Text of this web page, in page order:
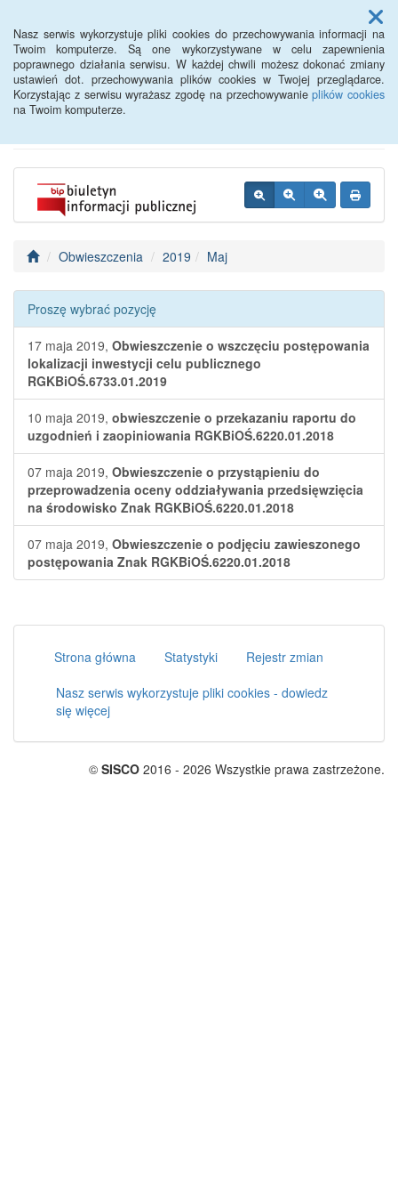
Nasz serwis wykorzystuje pliki cookies do przechowywania informacji na
Twoim komputerze. Są one wykorzystywane w celu zapewnienia
poprawnego działania serwisu. W każdej chwili możesz dokonać zmiany
ustawień dot. przechowywania plików cookies w Twojej przeglądarce.
Korzystając z serwisu wyrażasz zgodę na przechowywanieplików cookies
na Twoim komputerze.
Menu
BIP - Urząd Miejski
Wyśmierzyce
Obwieszczenia 2019 Maj
Proszę wybrać pozycję
17 maja 2019, Obwieszczenie o wszczęciu postępowania
lokalizacji inwestycji celu publicznego
RGKBiOŚ.6733.01.2019
10 maja 2019, obwieszczenie o przekazaniu raportu do
uzgodnień i zaopiniowania RGKBiOŚ.6220.01.2018
07 maja 2019, Obwieszczenie o przystąpieniu do
przeprowadzenia oceny oddziaływania przedsięwzięcia
na środowisko Znak RGKBiOŚ.6220.01.2018
07 maja 2019, Obwieszczenie o podjęciu zawieszonego
postępowania Znak RGKBiOŚ.6220.01.2018
Strona główna Statystyki
Rejestr zmian
Nasz serwis wykorzystuje pliki cookies - dowiedz
się więcej
© SISCO 2016 - 2026 Wszystkie prawa zastrzeżone.